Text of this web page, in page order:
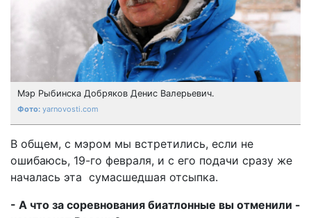
Мэр Рыбинска Добряков Денис Валерьевич.
yarnovosti.com
В общем, с мэром мы встретились, если не
ошибаюсь, 19-го февраля, и с его подачи сразу же
началась эта сумасшедшая отсыпка.
- А что за соревнования биатлонные вы отменили -